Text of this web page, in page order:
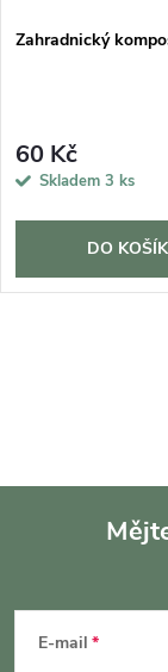
Zahradnický
60 Kč
Skladem 3 ks
DO
E-mail